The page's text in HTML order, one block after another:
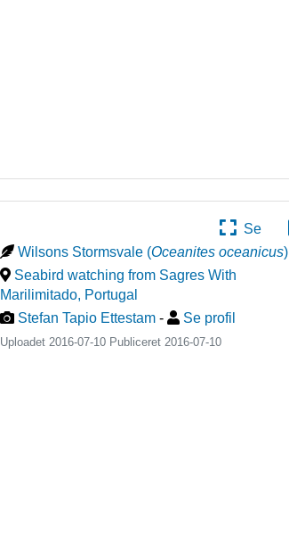
Se
Wilsons Stormsvale (Oceanites oceanicus)
Seabird watching from Sagres With
Marilimitado, Portugal
Stefan Tapio Ettestam - Se profil
Uploadet 2016-07-10 Publiceret 2016-07-10